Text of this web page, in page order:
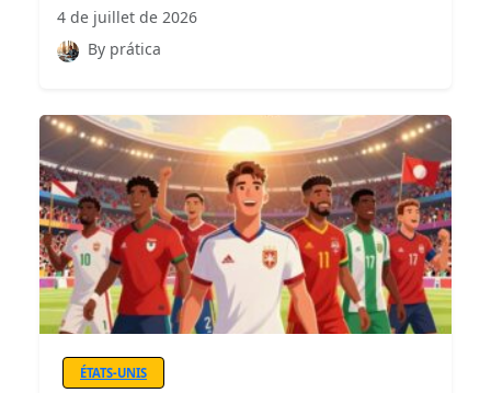
4 de juillet de 2026
By prática
ÉTATS-UNIS